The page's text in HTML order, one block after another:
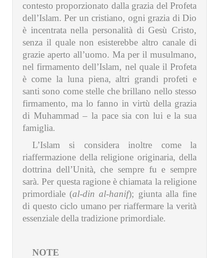
contesto proporzionato dalla grazia del Profeta
dell’Islam. Per un cristiano, ogni grazia di Dio
è incentrata nella personalità di Gesù Cristo,
senza il quale non esisterebbe altro canale di
grazie aperto all’uomo. Ma per il musulmano,
nel firmamento dell’Islam, nel quale il Profeta
è come la luna piena, altri grandi profeti e
santi sono come stelle che brillano nello stesso
firmamento, ma lo fanno in virtù della grazia
di Muhammad – la pace sia con lui e la sua
famiglia.
L’Islam si considera inoltre come la
riaffermazione della religione originaria, della
dottrina dell’Unità, che sempre fu e sempre
sarà. Per questa ragione è chiamata la religione
primordiale (al-din al-hanif); giunta alla fine
di questo ciclo umano per riaffermare la verità
essenziale della tradizione primordiale.
NOTE